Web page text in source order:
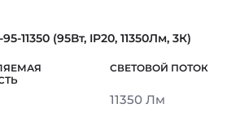
11350 (95Вт, IP20, 11350Лм, 3К)
11350 Лм